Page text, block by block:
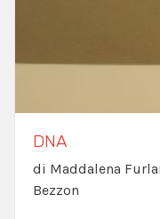
DNA
di Maddalena
Bezzon